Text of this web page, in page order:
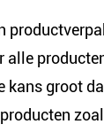
alle
kans groot